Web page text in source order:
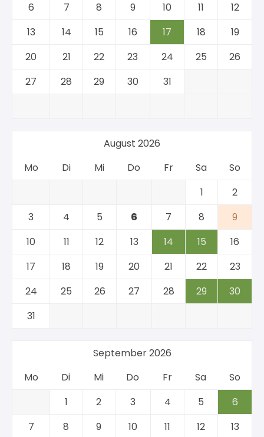
6
7 8 9 10 11
12
13
14 15 16 17 18
19
20
21 22 23 24 25
26
27
28 29 30 31
August 2026
Mo
Di Mi Do Fr Sa
So
1
2
3
4 5 6 7 8
9
10
11 12 13 14 15
16
17
18 19 20 21 22
23
24
25 26 27 28 29
30
31
September 2026
Mo
Di Mi Do Fr Sa
So
1
2 3 4 5
6
7
8 9 10 11 12
13